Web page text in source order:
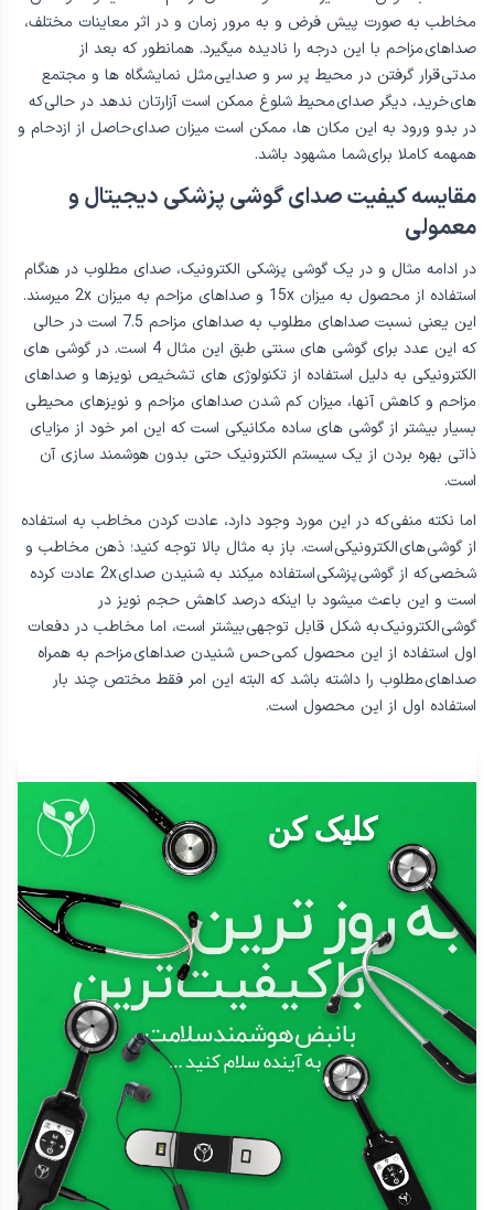
مخاطب به صورت پيش فرض و به مرور زمان و در اثر معاينات مختلف،
صداهای مزاحم با اين درجه را ناديده ميگيرد. همانطور كه بعد از
مدتی قرار گرفتن در محيط پر سر و صدايی مثل نمايشگاه ها و مجتمع
های خريد، ديگر صدای محيط شلوغ ممكن است آزارتان ندهد در حالی كه
در بدو ورود به اين مكان ها، ممكن است ميزان صدای حاصل از ازدحام و
همهمه كاملا برای شما مشهود باشد.
مقایسه کیفیت صدای گوشی پزشکی دیجیتال و
معمولی
در ادامه مثال و در يک گوشی پزشکی الكترونيک، صدای مطلوب در هنگام
استفاده از محصول به ميزان 15x و صداهای مزاحم به ميزان 2x میرسند.
اين يعنی نسبت صداهای مطلوب به صداهای مزاحم 7.5 است در حالی
كه اين عدد برای گوشی های سنتی طبق اين مثال 4 است. در گوشی های
الكترونيکی به دليل استفاده از تكنولوژی های تشخيص نويزها و صداهای
مزاحم و كاهش آنها، ميزان کم شدن صداهای مزاحم و نويزهای محيطی
بسيار بيشتر از گوشی های ساده مكانيکی است كه اين امر خود از مزايای
ذاتی بهره بردن از يک سيستم الكترونيک حتی بدون هوشمند سازی آن
است.
اما نكته منفی كه در اين مورد وجود دارد، عادت كردن مخاطب به استفاده
از گوشی های الكترونيکی است. باز به مثال بالا توجه كنيد؛ ذهن مخاطب و
شخصی كه از گوشی پزشكی استفاده ميكند به شنيدن صدای 2x عادت كرده
است و اين باعث ميشود با اينكه درصد كاهش حجم نويز در
گوشی الكترونيک به شكل قابل توجهی بيشتر است، اما مخاطب در دفعات
اول استفاده از اين محصول كمی حس شنيدن صداهای مزاحم به همراه
صداهای مطلوب را داشته باشد كه البته اين امر فقط مختص چند بار
استفاده اول از اين محصول است.